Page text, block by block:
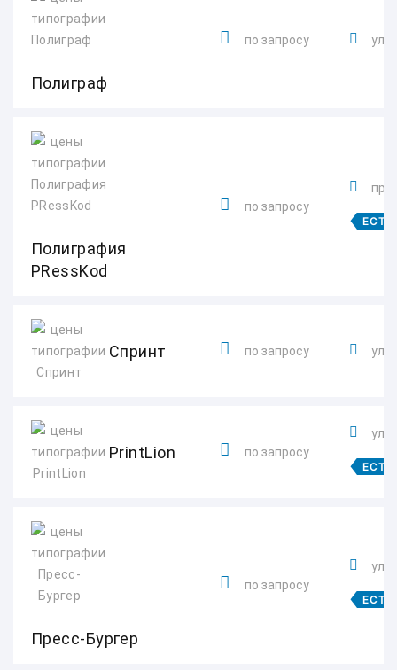
Полиграф
по запросу ул.
Полиграфия
PRessKod
по запросу
Спринт по запросу ул.
PrintLion по запросу
ул.
Пресс-Бургер
по запросу
ул.